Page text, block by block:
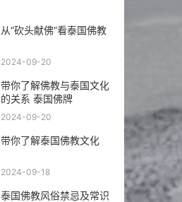
从“砍头献佛”看泰国佛教
2024-09-20
带你了解佛教与泰国文化
的关系 泰国佛牌
2024-09-20
带你了解泰国佛教文化
2024-09-18
泰国佛教风俗禁忌及常识